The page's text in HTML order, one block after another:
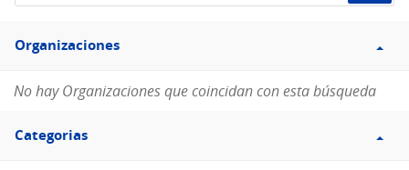
de
Filtro
Organizaciones
Organizaciones
No hay Organizaciones que coincidan con esta búsqueda
Filtro
Categorias
Categorias